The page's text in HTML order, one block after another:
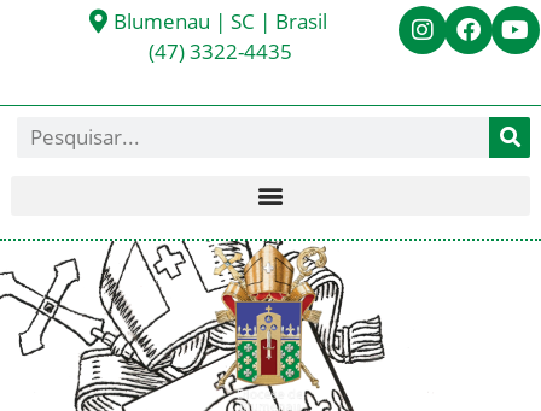
Blumenau | SC | Brasil
(47) 3322-4435